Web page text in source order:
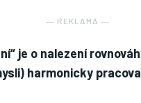
― REKLAMA ―
je o nalezení
harmonicky